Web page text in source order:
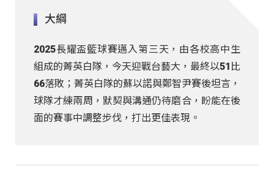
大綱
2025長耀盃籃球賽邁入第三天，由各校高中生
組成的菁英白隊，今天迎戰台藝大，最終以51比
66落敗；菁英白隊的蘇以諾與鄭智尹賽後坦言，
球隊才練兩周，默契與溝通仍待磨合，盼能在後
面的賽事中調整步伐，打出更佳表現。